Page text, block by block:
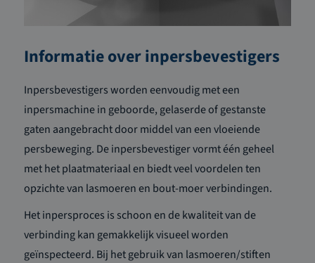
Informatie over inpersbevestigers
Inpersbevestigers worden eenvoudig met een
inpersmachine in geboorde, gelaserde of gestanste
gaten aangebracht door middel van een vloeiende
persbeweging. De inpersbevestiger vormt één geheel
met het plaatmateriaal en biedt veel voordelen ten
opzichte van lasmoeren en bout-moer verbindingen.
Het inpersproces is schoon en de kwaliteit van de
verbinding kan gemakkelijk visueel worden
geïnspecteerd. Bij het gebruik van lasmoeren/stiften